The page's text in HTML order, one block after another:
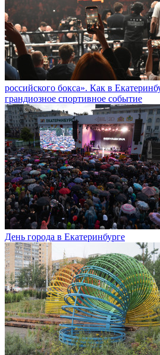
российского бокса». Как в
грандиозное спортивное событие
День города в Екатеринбурге